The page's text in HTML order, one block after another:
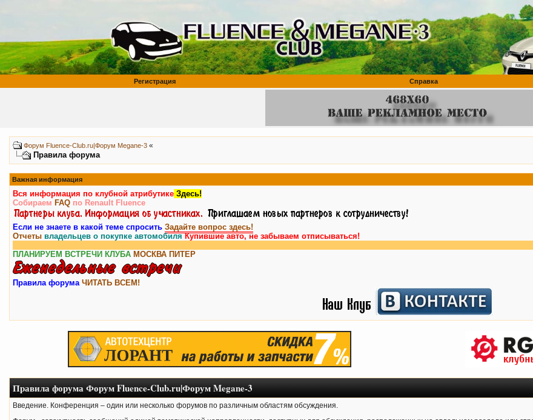
Регистрация Справка
Форум Fluence-Club.ru|Форум Megane-3 «
Правила форума
Важная информация
Вся информация по клубной атрибутике Здесь!
Собираем FAQ по Renault Fluence
Если не знаете в какой теме спросить Задайте вопрос здесь!
Отчеты владельцев о покупке автомобиляКупившие авто, не забываем отписываться!
ПЛАНИРУЕМ ВСТРЕЧИ КЛУБА МОСКВА ПИТЕР
Правила форума ЧИТАТЬ ВСЕМ!
Правила форума Форум Fluence-Club.ru|Форум Megane-3
Введение. Конференция – один или несколько форумов по различным областям обсуждения.